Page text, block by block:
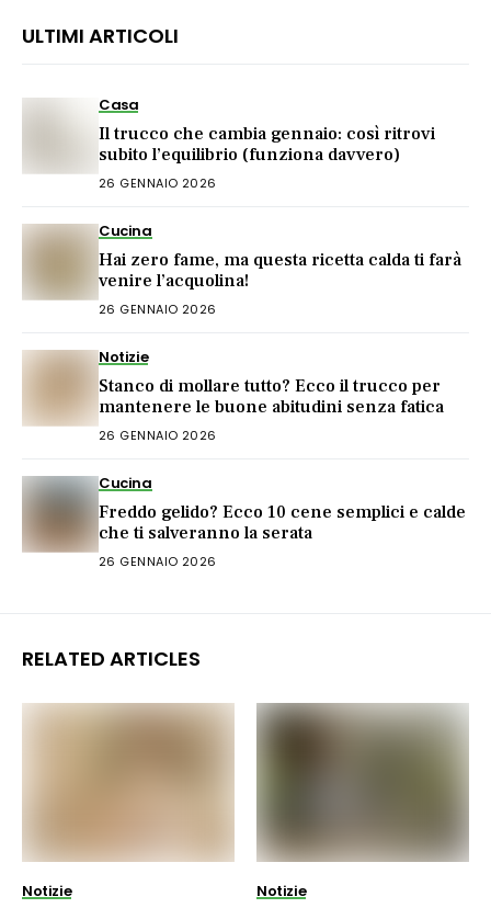
ULTIMI ARTICOLI
Casa
Il trucco che cambia gennaio: così ritrovi
subito l’equilibrio (funziona davvero)
26 GENNAIO 2026
Cucina
Hai zero fame, ma questa ricetta calda ti farà
venire l’acquolina!
26 GENNAIO 2026
Notizie
Stanco di mollare tutto? Ecco il trucco per
mantenere le buone abitudini senza fatica
26 GENNAIO 2026
Cucina
Freddo gelido? Ecco 10 cene semplici e calde
che ti salveranno la serata
26 GENNAIO 2026
RELATED ARTICLES
Notizie Notizie